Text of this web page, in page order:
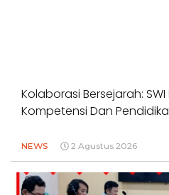
Kolaborasi Bersejarah:
Kompetensi Dan
NEWS 2 Agustus 2026